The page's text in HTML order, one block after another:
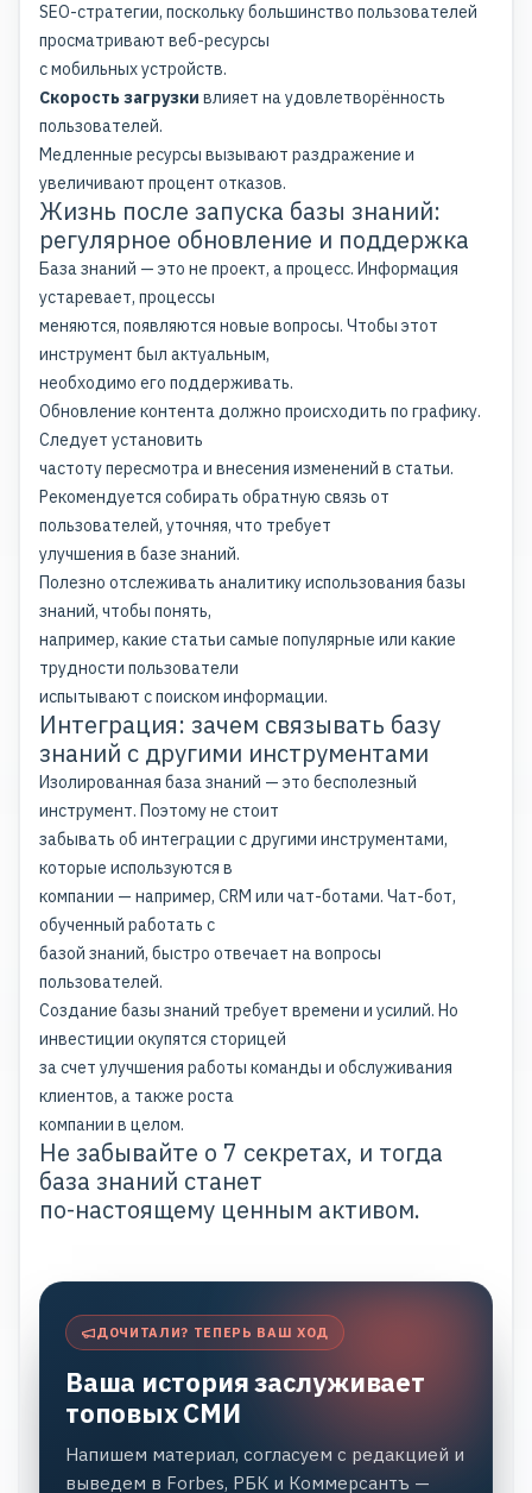
SEO-стратегии, поскольку большинство пользователей
просматривают веб-ресурсы
с мобильных устройств.
Скорость загрузки влияет на удовлетворённость
пользователей.
Медленные ресурсы вызывают раздражение и
увеличивают процент отказов.
Жизнь после запуска базы знаний:
регулярное обновление и поддержка
База знаний — это не проект, а процесс. Информация
устаревает, процессы
меняются, появляются новые вопросы. Чтобы этот
инструмент был актуальным,
необходимо его поддерживать.
Обновление контента должно происходить по графику.
Следует установить
частоту пересмотра и внесения изменений в статьи.
Рекомендуется собирать обратную связь от
пользователей, уточняя, что требует
улучшения в базе знаний.
Полезно отслеживать аналитику использования базы
знаний, чтобы понять,
например, какие статьи самые популярные или какие
трудности пользователи
испытывают с поиском информации.
Интеграция: зачем связывать базу
знаний с другими инструментами
Изолированная база знаний — это бесполезный
инструмент. Поэтому не стоит
забывать об интеграции с другими инструментами,
которые используются в
компании — например, CRM или чат-ботами. Чат-бот,
обученный работать с
базой знаний, быстро отвечает на вопросы
пользователей.
Создание базы знаний требует времени и усилий. Но
инвестиции окупятся сторицей
за счет улучшения работы команды и обслуживания
клиентов, а также роста
компании в целом.
Не забывайте о 7 секретах, и тогда
база знаний станет
по-настоящему ценным активом.
ДОЧИТАЛИ? ТЕПЕРЬ ВАШ ХОД
Ваша история заслуживает
топовых СМИ
Напишем материал, согласуем с редакцией и
выведем в Forbes, РБК и Коммерсантъ —